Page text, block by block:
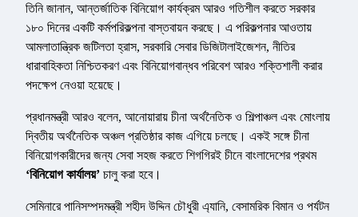
তিনি জানান, আন্তর্জাতিক বিনিয়োগ কার্যক্রম আরও গতিশীল করতে সরকার
১৮০ দিনের একটি কর্মপরিকল্পনা বাস্তবায়ন করছে। এ পরিকল্পনার আওতায়
আমলাতান্ত্রিক জটিলতা হ্রাস, সরকারি সেবার ডিজিটালাইজেশন, নীতির
ধারাবাহিকতা নিশ্চিতকরণ এবং বিনিয়োগবান্ধব পরিবেশ আরও শক্তিশালী করার
পদক্ষেপ নেওয়া হয়েছে।
প্রধানমন্ত্রী আরও বলেন, আনোয়ারায় চীনা অর্থনৈতিক ও শিল্পাঞ্চল এবং মোংলায়
দ্বিতীয় অর্থনৈতিক অঞ্চল প্রতিষ্ঠার কাজ এগিয়ে চলছে। একই সঙ্গে চীনা
বিনিয়োগকারীদের জন্য সেবা সহজ করতে শিগগিরই চীনে বাংলাদেশের প্রথম
‘বিনিয়োগ কার্যালয়’ চালু করা হবে।
সেমিনারে পানিসম্পদমন্ত্রী শহীদ উদ্দিন চৌধুরী এ্যানি, বেসামরিক বিমান ও পর্যটন